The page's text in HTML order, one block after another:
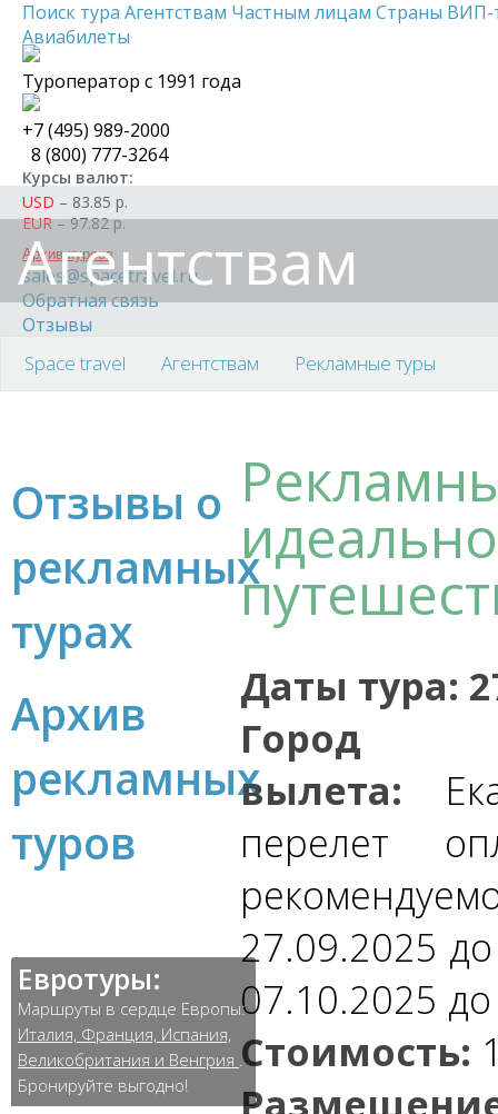
Поиск тура Агентствам Частным лицам Страны ВИП-
Авиабилеты
Туроператор с 1991 года
+7 (495) 989-2000
8 (800) 777-3264
Курсы валют:
USD – 83.85 р.
EUR–97.82р.
Архив курсов
sales@spacetravel.ru
Обратная связь
Отзывы
Агентствам
Space travel Агентствам Рекламные туры
Отзывы о
рекламных
турах
Архив
рекламных
туров
Евротуры:
Маршруты в сердце Европы:
Италия, Франция, Испания,
Великобритания и Венгрия .
Бронируйте выгодно!
Даты тура:
Город
вылета:
перелет
27.09.2025
07.10.2025
Стоимость: